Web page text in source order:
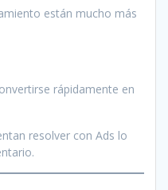
están mucho más
rápidamente en
resolver con Ads lo